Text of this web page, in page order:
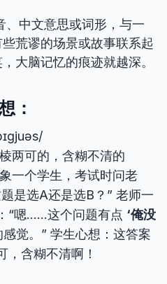
、中文意思或词形，与一
荒谬的场景或故事联系起
大脑记忆的痕迹就越深。
：
两可的，含糊不清的
一个学生，考试时问老
是选A还是选B？” 老师一
“嗯……这个问题有点 ‘俺没
感觉。” 学生心想：这答案
，含糊不清啊！